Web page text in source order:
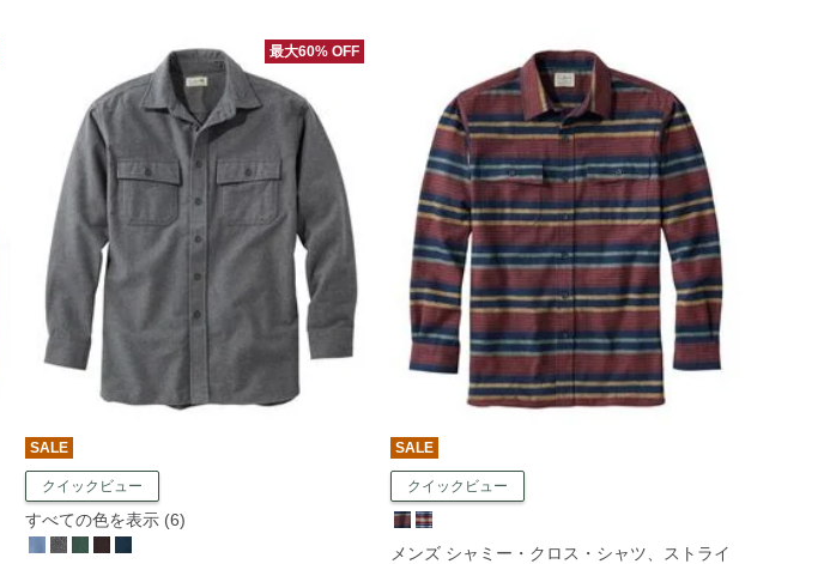
最大60% OFF
SALE
クイックビュー
すべての色を表示 (6)
SALE
クイックビュー
メンズ シャミー・クロス・シャツ、ストライ